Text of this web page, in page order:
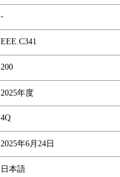
-
EEE.C341
200
2025年度
4Q
2025年6月24日
日本語